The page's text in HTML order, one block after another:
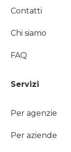
Contatti
Chi siamo
FAQ
Servizi
Per agenzie
Per aziende